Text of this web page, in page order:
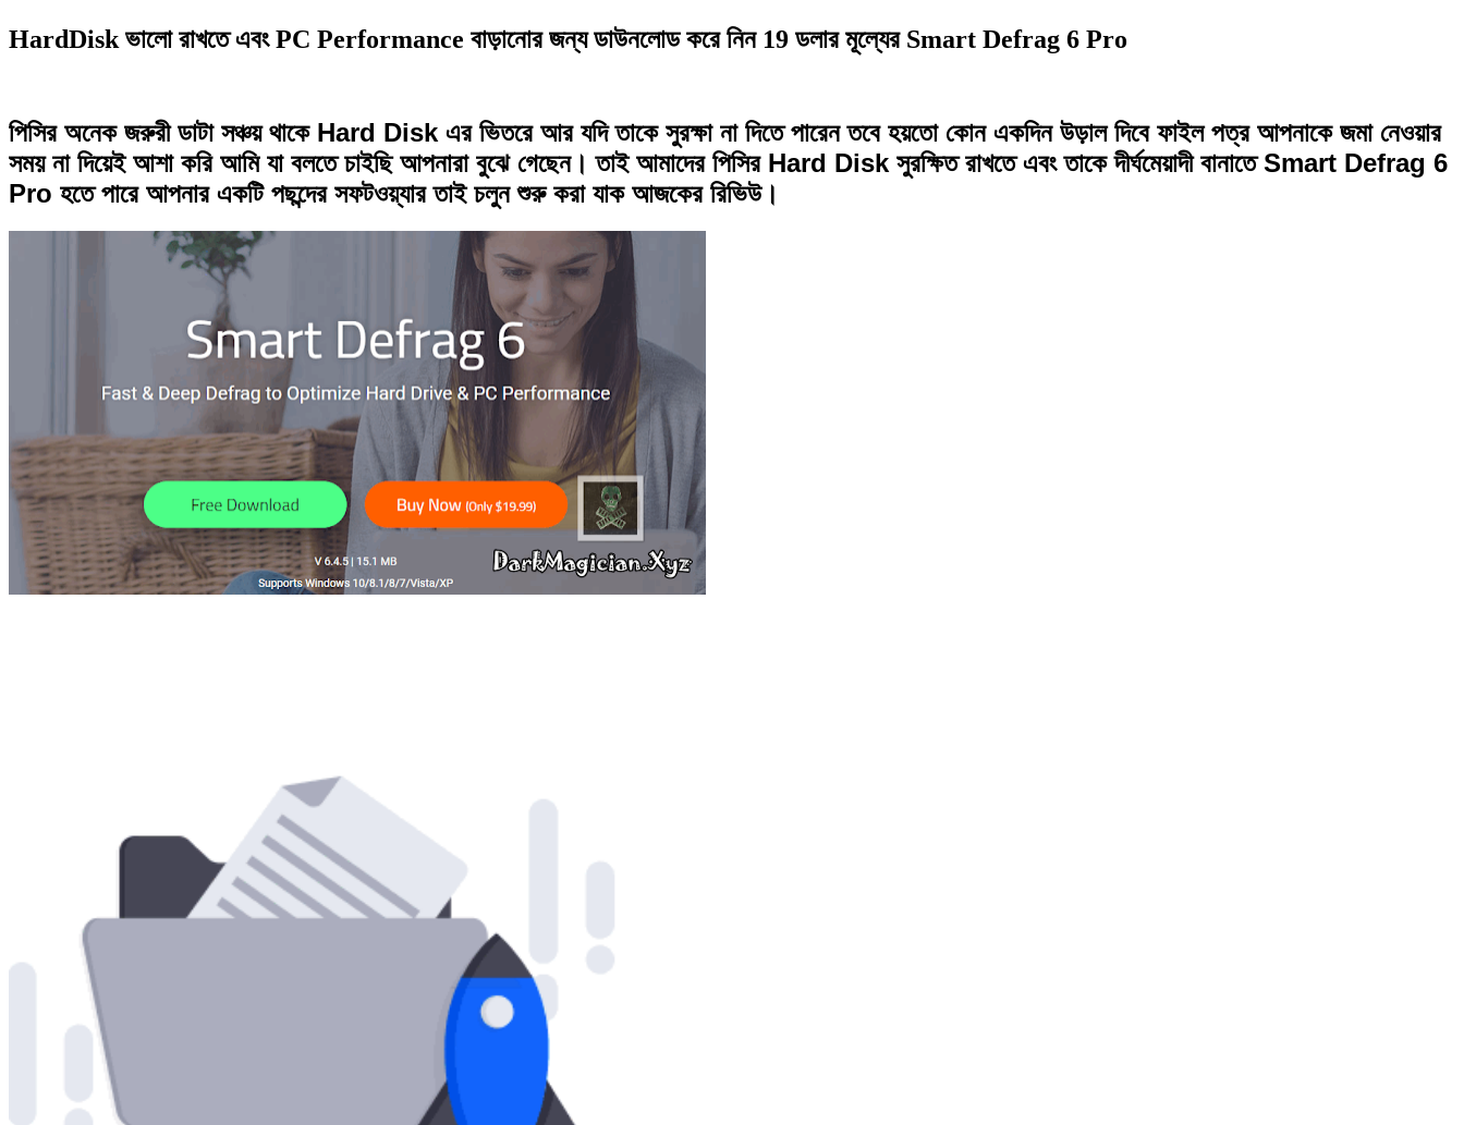
HardDisk ভালো রাখতে এবং PC Performance বাড়ানোর জন্য ডাউনলোড করে নিন 19 ডলার মূল্যের Smart Defrag 6 Pro
পিসির অনেক জরুরী ডাটা সঞ্চয় থাকে Hard Disk এর ভিতরে আর যদি তাকে সুরক্ষা না দিতে পারেন তবে হয়তো কোন একদিন উড়াল দিবে ফাইল পত্র আপনাকে জমা নেওয়ার
সময় না দিয়েই আশা করি আমি যা বলতে চাইছি আপনারা বুঝে গেছেন। তাই আমাদের পিসির Hard Disk সুরক্ষিত রাখতে এবং তাকে দীর্ঘমেয়াদী বানাতে Smart Defrag 6
Pro হতে পারে আপনার একটি পছন্দের সফটওয়্যার তাই চলুন শুরু করা যাক আজকের রিভিউ।